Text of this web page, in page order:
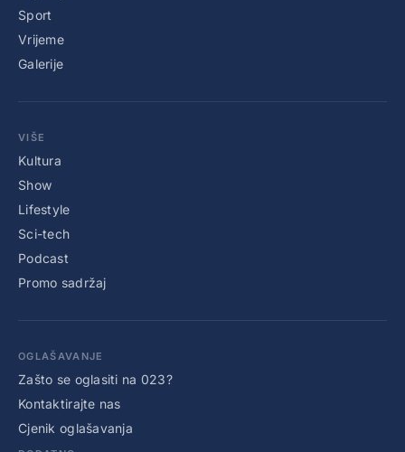
Sport
Vrijeme
Galerije
VIŠE
Kultura
Show
Lifestyle
Sci-tech
Podcast
Promo sadržaj
OGLAŠAVANJE
Zašto se oglasiti na 023?
Kontaktirajte nas
Cjenik oglašavanja